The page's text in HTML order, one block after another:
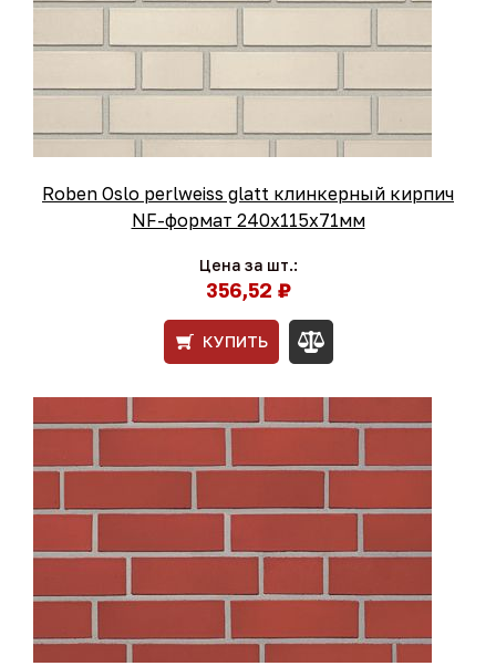
Roben Oslo perlweiss glatt клинкерный кирпич
NF-формат 240x115x71мм
Цена за шт.:
356,52 ₽
КУПИТЬ